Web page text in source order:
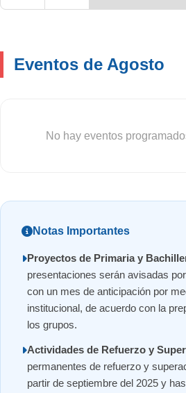
Eventos de Agosto
No hay eventos
Notas Importantes
Proyectos de Primaria y
presentaciones serán avisadas
con un mes de anticipación por
institucional, de acuerdo con la
los grupos.
Actividades de Refuerzo y
permanentes de refuerzo y
partir de septiembre del 2025 y